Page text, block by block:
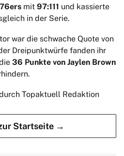
mit 97:111 und kassierte
in der Serie.
war die schwache Quote von
Dreipunktwürfe fanden ihr
36 Punkte von Jaylen Brown
Topaktuell Redaktion
Startseite →